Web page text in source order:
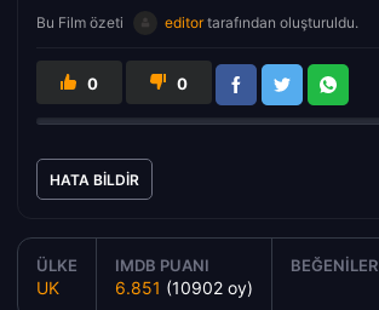
Bu Film özeti editortarafından oluşturuldu.
0 0
HATA BILDIR
ÜLKE
UK
IMDB PUANI
6.851 (10902 oy)
BEĞENILER